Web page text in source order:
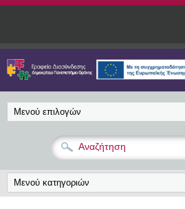
Παράκαμψη προς το κυρίως περιεχόμενο